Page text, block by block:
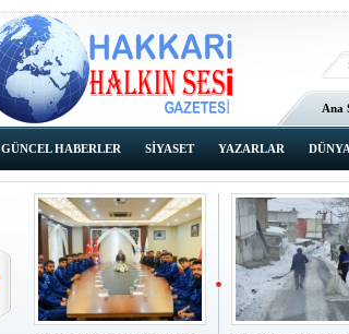
Ana
GÜNCEL HABERLER SİYASET YAZARLAR DÜNYA